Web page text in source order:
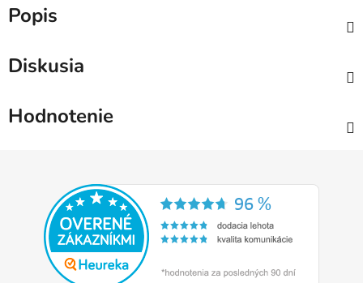
Popis
Diskusia
Hodnotenie